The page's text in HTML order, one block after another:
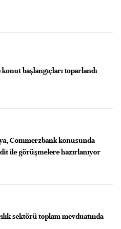
konut başlangıçları toparlandı
Commerzbank konusunda
ile görüşmelere hazırlanıyor
sektörü toplam mevduatında